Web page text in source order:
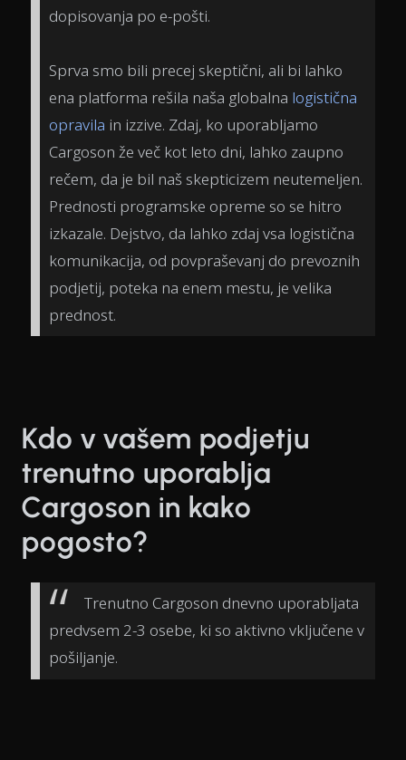
dopisovanja po e-pošti.
Sprva smo bili precej skeptični, ali bi lahko
ena platforma rešila naša globalna logistična
opravila in izzive. Zdaj, ko uporabljamo
Cargoson že več kot leto dni, lahko zaupno
rečem, da je bil naš skepticizem neutemeljen.
Prednosti programske opreme so se hitro
izkazale. Dejstvo, da lahko zdaj vsa logistična
komunikacija, od povpraševanj do prevoznih
podjetij, poteka na enem mestu, je velika
prednost.
Kdo v vašem podjetju
trenutno uporablja
Cargoson in kako
pogosto?
Trenutno Cargoson dnevno uporabljata
predvsem 2-3 osebe, ki so aktivno vključene v
pošiljanje.